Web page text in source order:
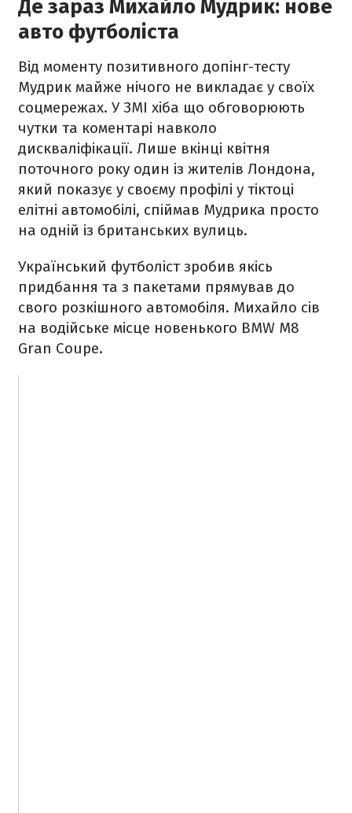
Де зараз Михайло Мудрик: нове
авто футболіста
Від моменту позитивного допінг-тесту
Мудрик майже нічого не викладає у своїх
соцмережах. У ЗМІ хіба що обговорюють
чутки та коментарі навколо
дискваліфікації. Лише вкінці квітня
поточного року один із жителів Лондона,
який показує у своєму профілі у тіктоці
елітні автомобілі, спіймав Мудрика просто
на одній із британських вулиць.
Український футболіст зробив якісь
придбання та з пакетами прямував до
свого розкішного автомобіля. Михайло сів
на водійське місце новенького BMW M8
Gran Coupe.